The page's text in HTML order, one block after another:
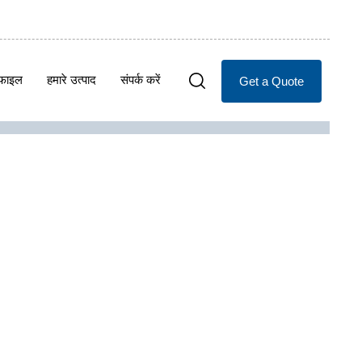
Get a Quote
हमारे उत्पाद संपर्क करें